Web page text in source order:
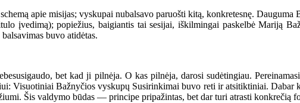
apie misijas; vyskupai nubalsavo paruošti kitą, konkretesnę.
įvedimą); popiežius, baigiantis tai sesijai, iškilmingai paskelbė Mariją
buvo atidėtas.
bet kad ji pilnėja. O kas pilnėja, darosi sudėtingiau.
Visuotiniai Bažnyčios vyskupų Susirinkimai buvo reti ir atsitiktiniai.
Šis valdymo būdas — principe pripažintas, bet dar turi atrasti konkrečią